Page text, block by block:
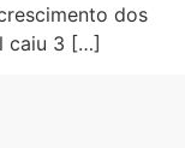
dos
caiu 3 […]